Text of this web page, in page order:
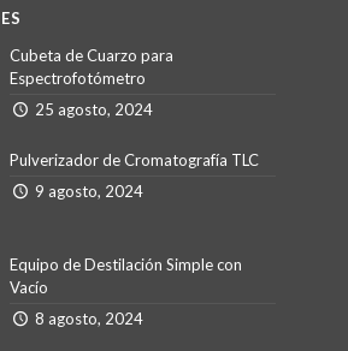
Cubeta de Cuarzo para
Espectrofotómetro
25 agosto, 2024
Pulverizador de Cromatografía TLC
9 agosto, 2024
Equipo de Destilación Simple con
Vacío
8 agosto, 2024